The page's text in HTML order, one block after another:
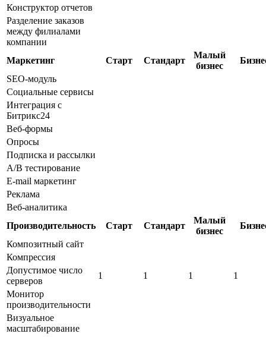
Конструктор отчетов
Разделение заказов
между филиалами
компании
Маркетинг
Старт Стандарт
Малый
бизнес
SEO-модуль
Социальные сервисы
Интеграция с
Битрикс24
Веб-формы
Опросы
Подписка и рассылки
A/B тестирование
E-mail маркетинг
Реклама
Веб-аналитика
Производительность
Старт Стандарт
Малый
бизнес
Композитный сайт
Компрессия
Допустимое число
серверов
1 1 1
1
Монитор
производительности
Визуальное
масштабирование